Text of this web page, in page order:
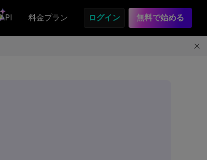
API 料金プラン ログイン 無料で始める